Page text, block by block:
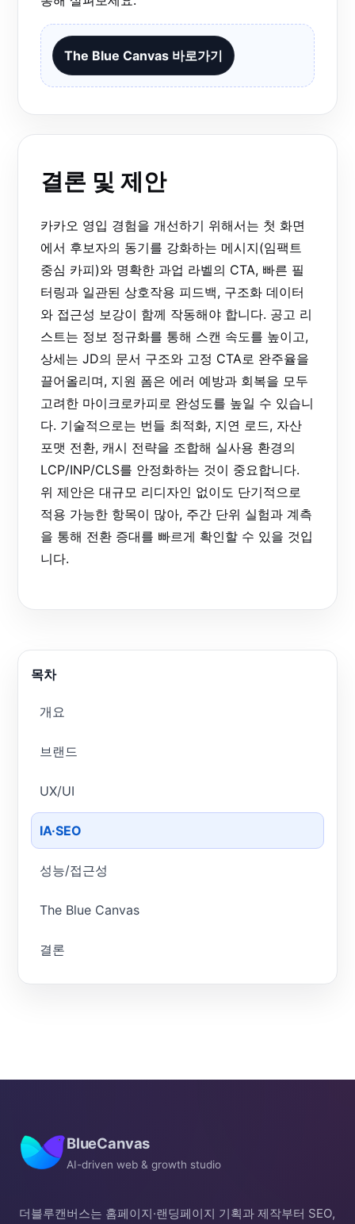
The Blue Canvas 바로가기
결론 및 제안
카카오 영입 경험을 개선하기 위해서는 첫 화면
에서 후보자의 동기를 강화하는 메시지(임팩트
중심 카피)와 명확한 과업 라벨의 CTA, 빠른 필
터링과 일관된 상호작용 피드백, 구조화 데이터
와 접근성 보강이 함께 작동해야 합니다. 공고 리
스트는 정보 정규화를 통해 스캔 속도를 높이고,
상세는 JD의 문서 구조와 고정 CTA로 완주율을
끌어올리며, 지원 폼은 에러 예방과 회복을 모두
고려한 마이크로카피로 완성도를 높일 수 있습니
다. 기술적으로는 번들 최적화, 지연 로드, 자산
포맷 전환, 캐시 전략을 조합해 실사용 환경의
LCP/INP/CLS를 안정화하는 것이 중요합니다.
위 제안은 대규모 리디자인 없이도 단기적으로
적용 가능한 항목이 많아, 주간 단위 실험과 계측
을 통해 전환 증대를 빠르게 확인할 수 있을 것입
니다.
목차
개요
브랜드
UX/UI
IA·SEO
성능/접근성
The Blue Canvas
결론
BlueCanvas
AI-driven web & growth studio
더블루캔버스는 홈페이지·랜딩페이지 기획과 제작부터 SEO,